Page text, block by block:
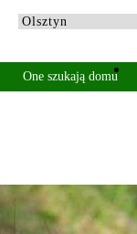
One szukają domu